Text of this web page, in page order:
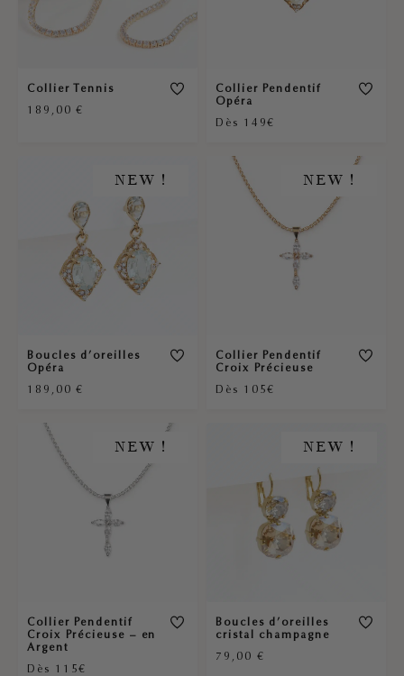
Collier Tennis
189,00€
Collier Pendentif
Opéra
Dès 149€
NEW !
Boucles d’oreilles
Opéra
189,00€
NEW !
Collier Pendentif
Croix Précieuse
Dès 105€
NEW !
Collier Pendentif
Croix Précieuse – en
Argent
Dès 115€
NEW !
Boucles d’oreilles
cristal champagne
79,00 €